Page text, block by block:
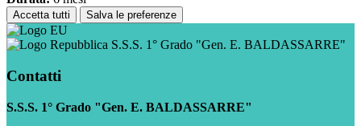
Accetta tutti Salva le preferenze
S.S.S. 1° Grado "Gen. E. BALDASSARRE"
Contatti
S.S.S. 1° Grado "Gen. E. BALDASSARRE"